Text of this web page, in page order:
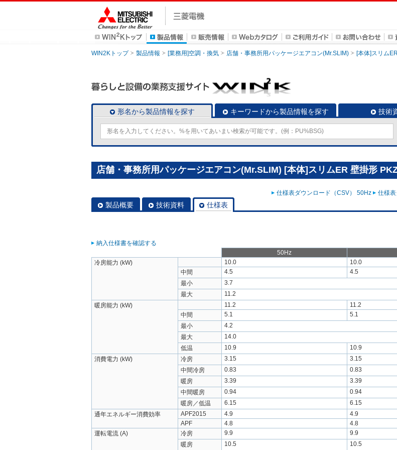
WIN2Kトップ 製品情報 [業務用]空調・換気 店舗・事務所用パッケージエアコン(Mr.SLIM) [本体]スリムER
形名から製品情報を探す キーワードから製品情報を探す 技術
店舗・事務所用パッケージエアコン(Mr.SLIM) [本体]スリムER 壁掛形
仕様表ダウンロード（CSV） 50Hz 仕様
製品概要 技術資料 仕様表
納入仕様書を確認する
50Hz
冷房能力 (kW)
10.0
10.0
中間
4.5
4.5
最小
3.7
最大
11.2
暖房能力 (kW)
11.2
11.2
中間
5.1
5.1
最小
4.2
最大
14.0
低温
10.9
10.9
消費電力 (kW)
冷房 3.15
3.15
中間冷房
0.83
0.83
暖房
3.39
3.39
中間暖房
0.94
0.94
暖房／低温
6.15
6.15
通年エネルギー消費効率
APF2015 4.9
4.9
APF
4.8
4.8
運転電流 (A)
冷房 9.9
9.9
暖房
10.5 10.5